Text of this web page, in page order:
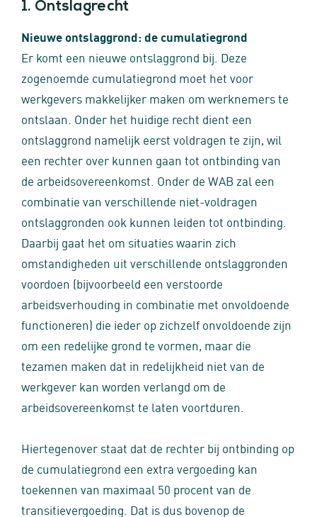
1. Ontslagrecht
Nieuwe ontslaggrond: de cumulatiegrond
Er komt een nieuwe ontslaggrond bij. Deze
zogenoemde cumulatiegrond moet het voor
werkgevers makkelijker maken om werknemers te
ontslaan. Onder het huidige recht dient een
ontslaggrond namelijk eerst voldragen te zijn, wil
een rechter over kunnen gaan tot ontbinding van
de arbeidsovereenkomst. Onder de WAB zal een
combinatie van verschillende niet-voldragen
ontslaggronden ook kunnen leiden tot ontbinding.
Daarbij gaat het om situaties waarin zich
omstandigheden uit verschillende ontslaggronden
voordoen (bijvoorbeeld een verstoorde
arbeidsverhouding in combinatie met onvoldoende
functioneren) die ieder op zichzelf onvoldoende zijn
om een redelijke grond te vormen, maar die
tezamen maken dat in redelijkheid niet van de
werkgever kan worden verlangd om de
arbeidsovereenkomst te laten voortduren.
Hiertegenover staat dat de rechter bij ontbinding op
de cumulatiegrond een extra vergoeding kan
toekennen van maximaal 50 procent van de
transitievergoeding. Dat is dus bovenop de